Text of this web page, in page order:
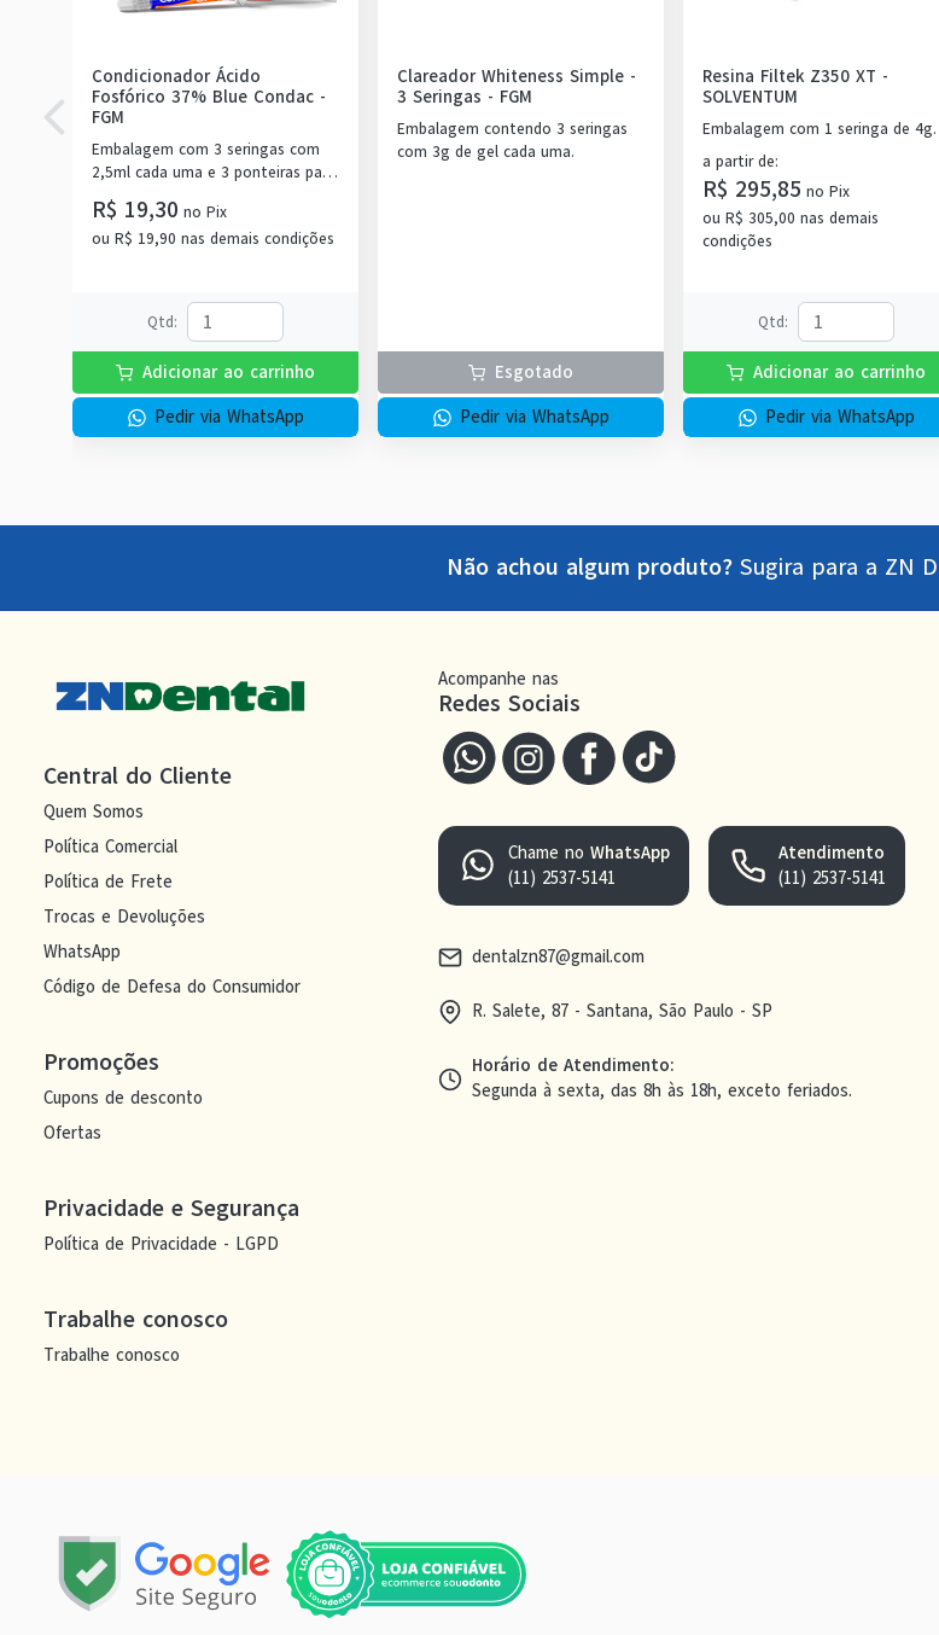
Condicionador Ácido
Fosfórico 37% Blue Condac -
FGM
Embalagem com 3 seringas com
2,5ml cada uma e 3 ponteiras para
aplicação.
R$ 19,30 no Pix
ou R$ 19,90 nas demais condições
Qtd:
Adicionar ao carrinho
Pedir via WhatsApp
Clareador Whiteness Simple -
3 Seringas - FGM
Embalagem contendo 3 seringas
com 3g de gel cada uma.
Esgotado
Pedir via WhatsApp
Resina Filtek Z350 XT -
SOLVENTUM
Embalagem com 1 seringa de 4g.
a partir de:
R$ 295,85 noPix
ouR$ 305,00 nas demais
condições
Qtd:
Adicionar ao carrinho
Pedir via WhatsApp
Não achou algum produto? Sugira para a ZN
Central do Cliente
Quem Somos
Política Comercial
Política de Frete
Trocas e Devoluções
WhatsApp
Código de Defesa do Consumidor
Promoções
Cupons de desconto
Ofertas
Privacidade e Segurança
Política de Privacidade - LGPD
Trabalhe conosco
Trabalhe conosco
Acompanhe nas
Redes Sociais
Chame no WhatsApp
(11) 2537-5141
Atendimento
(11) 2537-5141
dentalzn87@gmail.com
R. Salete, 87 - Santana, São Paulo - SP
Horário de Atendimento:
Segunda à sexta, das 8h às 18h, exceto feriados.